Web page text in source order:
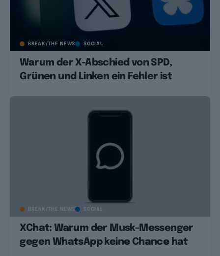
BREAK/THE NEWS SOCIAL
Warum der X-Abschied von SPD,
Grünen und Linken ein Fehler ist
BREAK/THE NEWS SOCIAL
XChat: Warum der Musk-Messenger
gegen WhatsApp keine Chance hat